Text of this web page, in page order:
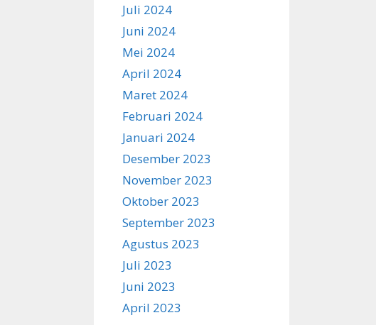
Juli 2024
Juni 2024
Mei 2024
April 2024
Maret 2024
Februari 2024
Januari 2024
Desember 2023
November 2023
Oktober 2023
September 2023
Agustus 2023
Juli 2023
Juni 2023
April 2023